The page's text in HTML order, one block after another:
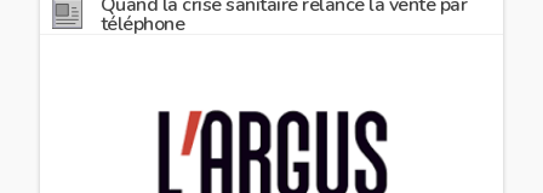
téléphone